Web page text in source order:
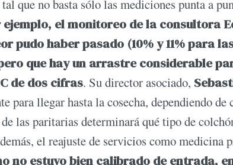
que no basta sólo las mediciones punta a
ejemplo, el monitoreo de la consultora
pudo haber pasado (10% y 11% para
que hay un arrastre considerable
de dos cifras. Su director asociado,
para llegar hasta la cosecha, dependiendo
las paritarias determinará qué tipo de
el reajuste de servicios como medicina
no estuvo bien calibrado de entrada,